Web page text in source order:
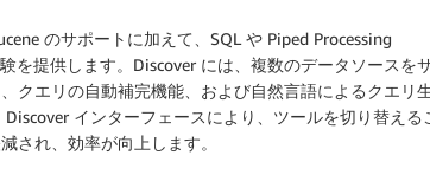
のサポートに加えて、SQL や Piped Processing
を提供します。Discover には、複数のデータソースを
クエリの自動補完機能、および自然言語によるクエリ
インターフェースにより、ツールを切り替える
され、効率が向上します。